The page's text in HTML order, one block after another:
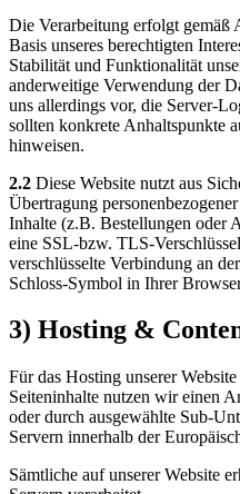
Die Verarbeitung erfolgt
Basis unseres berechtigten
Stabilität und Funktionalität
anderweitige Verwendung der
uns allerdings vor, die Server-
sollten konkrete Anhaltspunkte
hinweisen.
2.2 Diese Website nutzt aus
Übertragung
Inhalte (z.B. Bestellungen oder
eine SSL-bzw. TLS-
verschlüsselte Verbindung an
Schloss-Symbol in Ihrer
3) Hosting &
Für das Hosting unserer
Seiteninhalte nutzen wir einen
oder durch ausgewählte Sub-
Servern innerhalb der
Sämtliche auf unserer Website